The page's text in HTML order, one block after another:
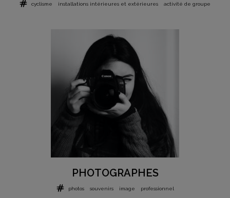
cyclisme installations intérieures et extérieures activité de groupe
PHOTOGRAPHES
photos souvenirs image professionnel